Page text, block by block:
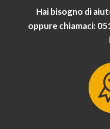
Hai bisogno di
oppure chiamaci: